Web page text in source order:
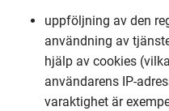
uppföljning av den
användning av
hjälp av cookies
användarens IP-
varaktighet är